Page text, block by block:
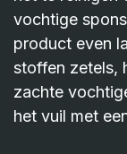
vochtige
product even
stoffen zetels,
zachte
het vuil met